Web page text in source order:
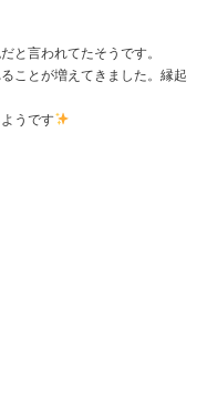
と言われてたそうです。
ことが増えてきました。縁起
うです